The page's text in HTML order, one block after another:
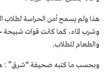
هذا ولم يسمح أمن الحراسة لطلاب
وشرب الماء، كما كانت قوات شبيحة
والطعام للطلاب.
وبحسب ما كتبه صحيفة “شرق” :